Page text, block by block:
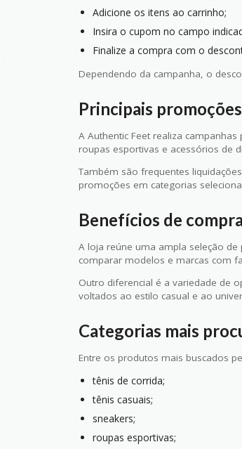
Adicione os itens ao carrinho;
Insira o cupom no campo
Finalize a compra com o
Dependendo da campanha, o
Principais
A Authentic Feet realiza
roupas esportivas e acessórios de
Também são frequentes
promoções em categorias
Benefícios de
A loja reúne uma ampla seleção
comparar modelos e marcas com
Outro diferencial é a variedade de
voltados ao estilo casual e ao
Categorias mais
Entre os produtos mais buscados
tênis de corrida;
tênis casuais;
sneakers;
roupas esportivas;